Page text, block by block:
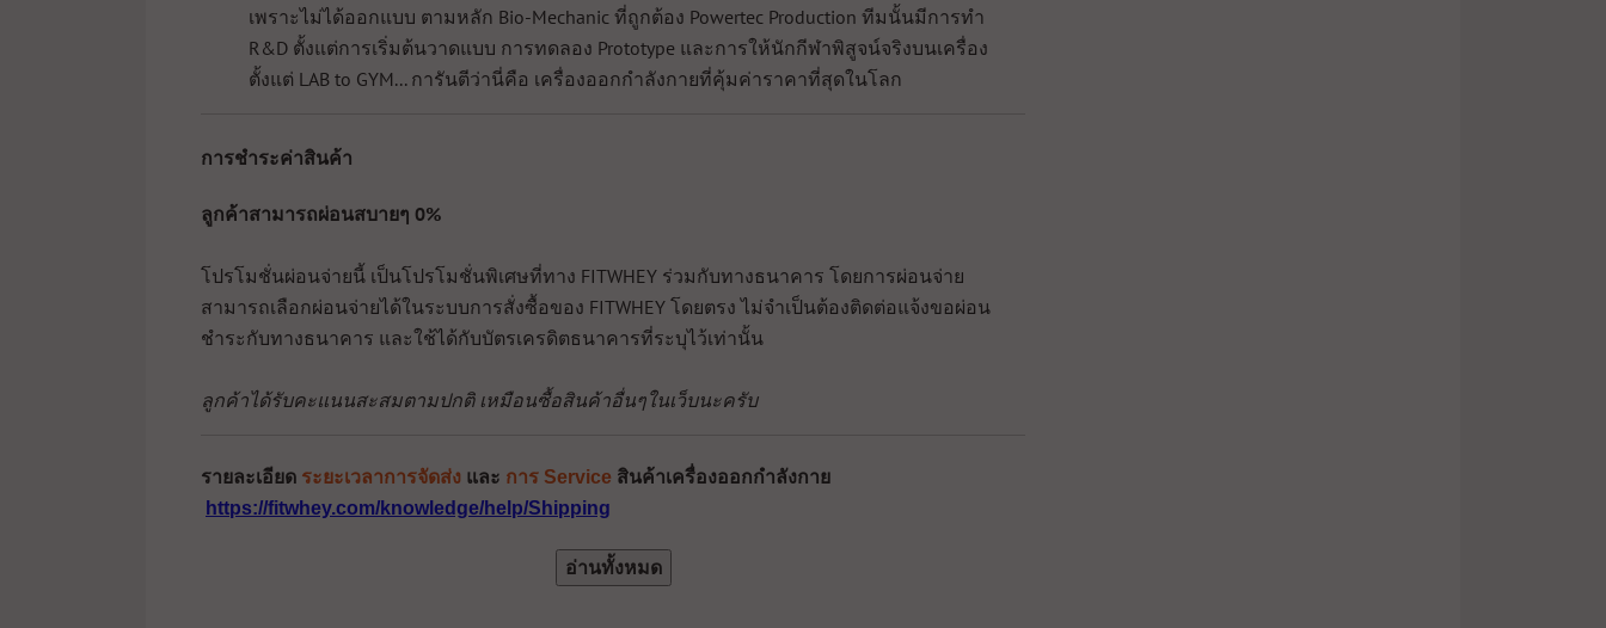
เพราะไม่ได้ออกแบบ ตามหลัก Bio-Mechanic ที่ถูกต้อง Powertec Production ทีมนั้นมีการทำ
R&D ตั้งแต่การเริ่มต้นวาดแบบ การทดลอง Prototype และการให้นักกีฬาพิสูจน์จริงบนเครื่อง
ตั้งแต่ LAB to GYM... การันตีว่านี่คือ เครื่องออกกำลังกายที่คุ้มค่าราคาที่สุดในโลก
การชำระค่าสินค้า
ลูกค้าสามารถผ่อนสบายๆ 0%
โปรโมชั่นผ่อนจ่ายนี้ เป็นโปรโมชั่นพิเศษที่ทาง FITWHEY ร่วมกับทางธนาคาร โดยการผ่อนจ่าย
สามารถเลือกผ่อนจ่ายได้ในระบบการสั่งซื้อของ FITWHEY โดยตรง ไม่จำเป็นต้องติดต่อแจ้งขอผ่อน
ชำระกับทางธนาคาร และใช้ได้กับบัตรเครดิตธนาคารที่ระบุไว้เท่านั้น
ลูกค้าได้รับคะแนนสะสมตามปกติ เหมือนซื้อสินค้าอื่นๆในเว็บนะครับ
รายละเอียด ระยะเวลาการจัดส่ง และ การ Service สินค้าเครื่องออกกำลังกาย
https://fitwhey.com/knowledge/help/Shipping
อ่านทั้งหมด